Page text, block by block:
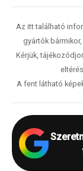
Az itt található
gyártók
Kérjük,
A fent látható